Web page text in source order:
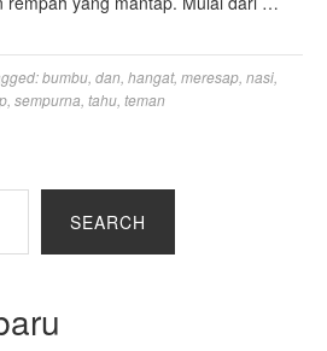
bumbu, dan, hangat, meresap, nasi,
, sempurna, tahu, teman
SEARCH